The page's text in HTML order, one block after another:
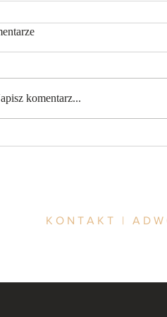
komentarz...
KONTAKT |